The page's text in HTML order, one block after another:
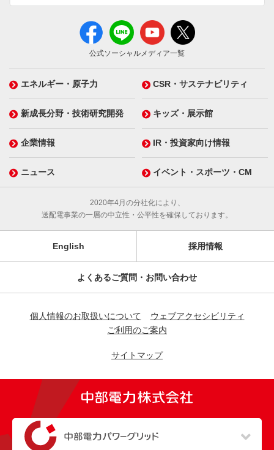
公式ソーシャルメディア一覧
エネルギー・原子力 CSR・サステナビリティ
新成長分野・技術研究開発 キッズ・展示館
企業情報 IR・投資家向け情報
ニュース イベント・スポーツ・CM
2020年4月の分社化により、
送配電事業の一層の中立性・公平性を確保しております。
English 採用情報
よくあるご質問・お問い合わせ
個人情報のお取扱いについて
ウェブアクセシビリティ
ご利用のご案内
サイトマップ
（新しいウィンドウを開きます）